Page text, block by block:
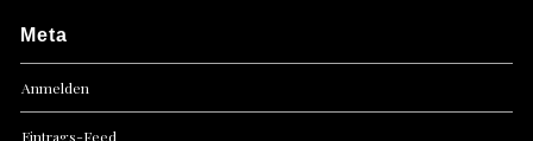
Meta
Anmelden
Eintrags-Feed